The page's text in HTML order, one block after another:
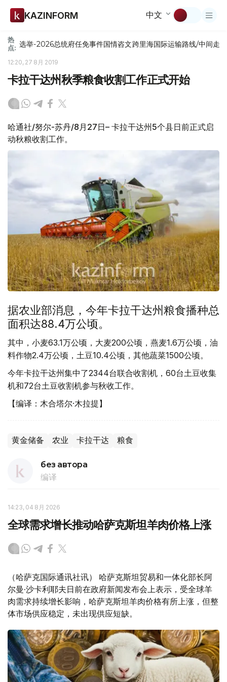
KAZINFORM 中文
热
点: 选举-2026总统府任免事件国情咨文跨里海国际运输路线/中间走廊
12:20, 27 8月 2019
卡拉干达州秋季粮食收割工作正式开始
哈通社/努尔-苏丹/8月27日– 卡拉干达州5个县日前正式启
动秋粮收割工作。
据农业部消息，今年卡拉干达州粮食播种总
面积达88.4万公顷。
其中，小麦63.1万公顷，大麦200公顷，燕麦1.6万公顷，油
料作物2.4万公顷，土豆10.4公顷，其他蔬菜1500公顷。
今年卡拉干达州集中了2344台联合收割机， 60台土豆收集
机和72台土豆收割机参与秋收工作。
【编译：木合塔尔·木拉提】
黄金储备 农业 卡拉干达 粮食
без автора
编译
14:23, 04 8月 2026
全球需求增长推动哈萨克斯坦羊肉价格上涨
（哈萨克国际通讯社讯） 哈萨克斯坦贸易和一体化部长阿
尔曼·沙卡利耶夫日前在政府新闻发布会上表示，受全球羊
肉需求持续增长影响，哈萨克斯坦羊肉价格有所上涨，但整
体市场供应稳定，未出现供应短缺。